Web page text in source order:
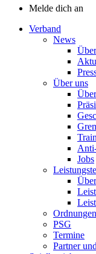
Melde dich an
Verband
News
Über uns
Jobs
Ordnungen
PSG
Termine
Partner